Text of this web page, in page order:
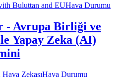
Hava Durumu
- Avrupa Birliği ve
Yapay Zeka (AI)
Hava Durumu